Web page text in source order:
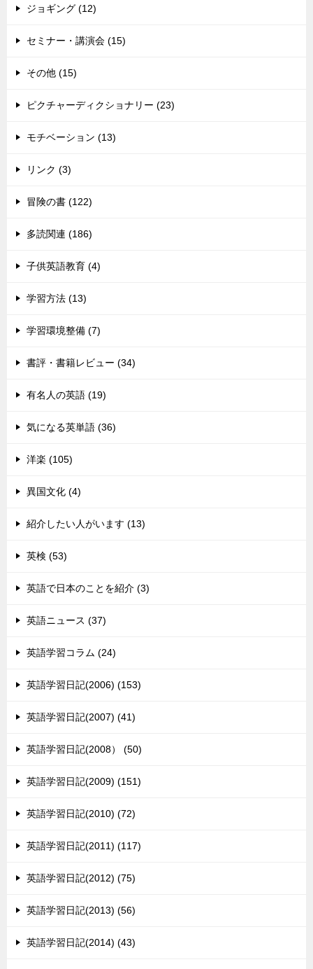
ジョギング (12)
セミナー・講演会 (15)
その他 (15)
ピクチャーディクショナリー (23)
モチベーション (13)
リンク (3)
冒険の書 (122)
多読関連 (186)
子供英語教育 (4)
学習方法 (13)
学習環境整備 (7)
書評・書籍レビュー (34)
有名人の英語 (19)
気になる英単語 (36)
洋楽 (105)
異国文化 (4)
紹介したい人がいます (13)
英検 (53)
英語で日本のことを紹介 (3)
英語ニュース (37)
英語学習コラム (24)
英語学習日記(2006) (153)
英語学習日記(2007) (41)
英語学習日記(2008） (50)
英語学習日記(2009) (151)
英語学習日記(2010) (72)
英語学習日記(2011) (117)
英語学習日記(2012) (75)
英語学習日記(2013) (56)
英語学習日記(2014) (43)